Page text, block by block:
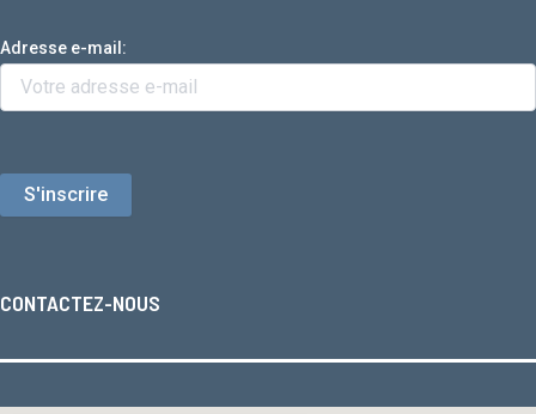
Adresse e-mail:
CONTACTEZ-NOUS